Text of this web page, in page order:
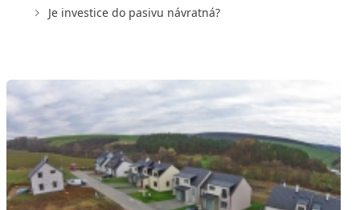
Je investice do pasivu návratná?